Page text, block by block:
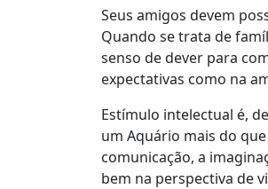
Seus amigos devem
Quando se trata de
senso de dever para
expectativas como na
Estímulo intelectual é,
um Aquário mais do
comunicação, a
bem na perspectiva de